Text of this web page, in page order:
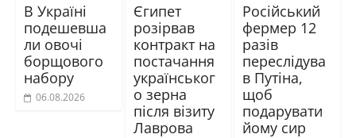
В Україні
подешевша
ли овочі
борщового
набору
06.08.2026
Єгипет
розірвав
контракт на
постачання
українськог
о зерна
після візиту
Лаврова
Російський
фермер 12
разів
переслідува
в Путіна,
щоб
подарувати
йому сир